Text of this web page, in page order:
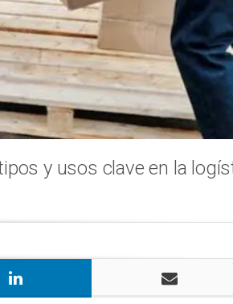
y usos clave en la